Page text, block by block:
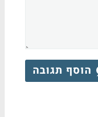
הוסף תגובה